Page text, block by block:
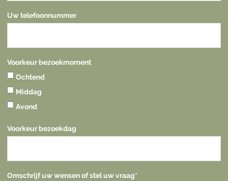
Uw telefoonnummer
Voorkeur bezoekmoment
Ochtend
Middag
Avond
Voorkeur bezoekdag
Omschrijf uw wensen of stel uw vraag*